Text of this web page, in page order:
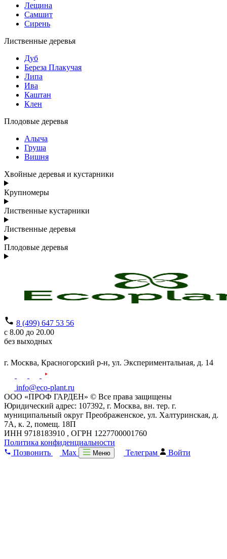
Лещина
Самшит
Сирень
Лиственные деревья
Дуб
Береза Плакучая
Липа
Ива
Каштан
Клен
Плодовые деревья
Алыча
Груша
Вишня
Хвойные деревья и кустарники
Крупномеры
Лиственные кустарники
Лиственные деревья
Плодовые деревья
8 (499) 647 53 56
с 8.00 до 20.00
без выходных
г. Москва, Красногорский р-н, ул. Экспериментальная, д. 14
info@eco-plant.ru
ООО «ПРОФ ГАРДЕН» © Все права защищены
Юридический адрес: 107392, г. Москва, вн. тер. г.
муниципальный округ Преображенское, ул. Халтуринская, д.
7А, к. 2, помещ. 18П
ИНН 9718183910 , ОГРН 1227700001760
Политика конфиденциальности
Позвонить
Max Меню Телеграм Войти